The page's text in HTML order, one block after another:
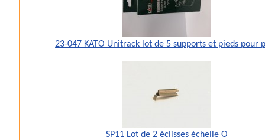
23-047 KATO Unitrack lot de 5 supports et pieds pour
SP11 Lot de 2 éclisses échelle O